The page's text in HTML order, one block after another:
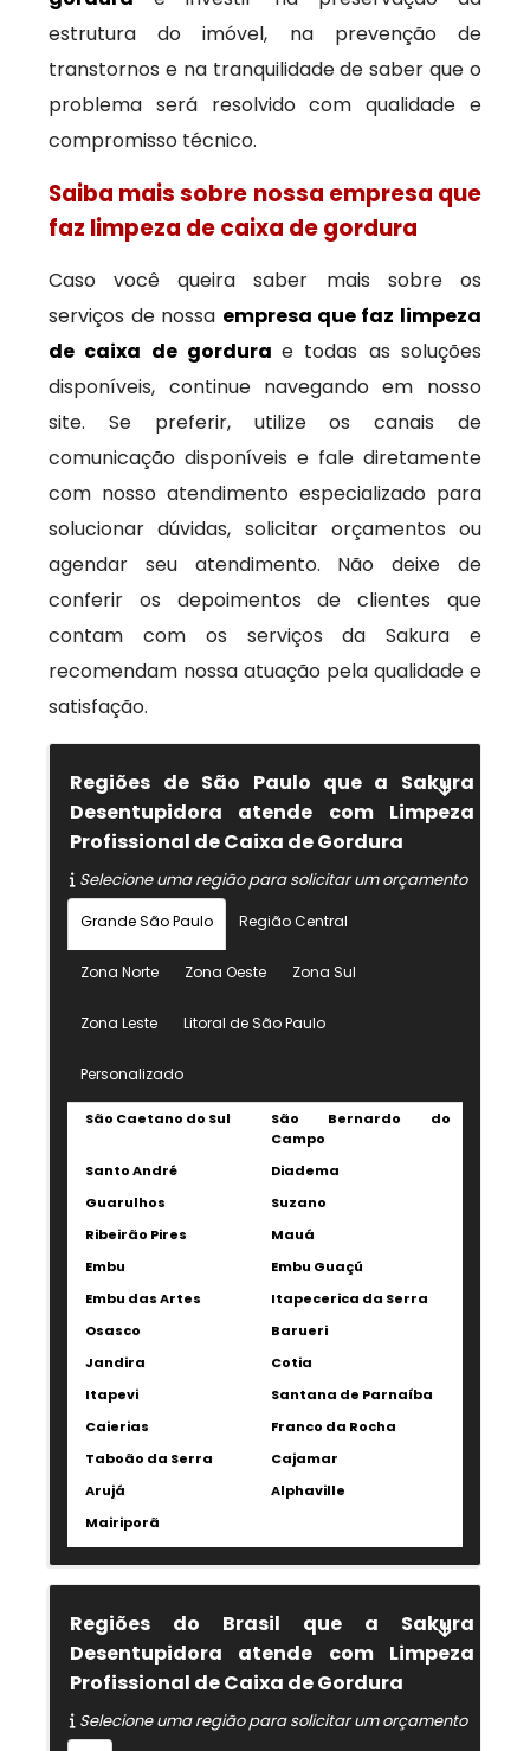
estrutura do imóvel, na prevenção de
transtornos e na tranquilidade de saber que o
problema será resolvido com qualidade e
compromisso técnico.
Saiba mais sobre nossa empresa que
faz limpeza de caixa de gordura
Caso você queira saber mais sobre os
serviços de nossa empresa que faz limpeza
de caixa de gordurae todas as soluções
disponíveis, continue navegando em nosso
site. Se preferir, utilize os canais de
comunicação disponíveis e fale diretamente
com nosso atendimento especializado para
solucionar dúvidas, solicitar orçamentos ou
agendar seu atendimento. Não deixe de
conferir os depoimentos de clientes que
contam com os serviços da Sakura e
recomendam nossa atuação pela qualidade e
satisfação.
Regiões de São Paulo que a Sakura
Desentupidora atende com Limpeza
Profissional de Caixa de Gordura
Selecione uma região para solicitar um orçamento
Grande São Paulo Região Central
Zona Norte Zona Oeste Zona Sul
Zona Leste Litoral de São Paulo
Personalizado
São Caetano do Sul
São Bernardo do
Campo
Santo André
Diadema
Guarulhos
Suzano
Ribeirão Pires
Mauá
Embu
Embu Guaçú
Embu das Artes
Itapecerica da Serra
Osasco
Barueri
Jandira
Cotia
Itapevi
Santana de Parnaíba
Caierias
Franco da Rocha
Taboão da Serra
Cajamar
Arujá
Alphaville
Mairiporã
Regiões do Brasil que a Sakura
Desentupidora atende com Limpeza
Profissional de Caixa de Gordura
Selecione uma região para solicitar um orçamento